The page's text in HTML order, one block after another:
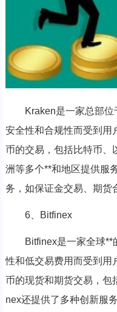
Kraken是一家总部
安全性和合规性而受到用
币的交易，包括比特币、
洲等多个**和地区提供服
务，如保证金交易、期货
6、Bitfinex
Bitfinex是一家全球**
性和低交易费用而受到用
币的现货和期货交易，包
nex还提供了多种创新服